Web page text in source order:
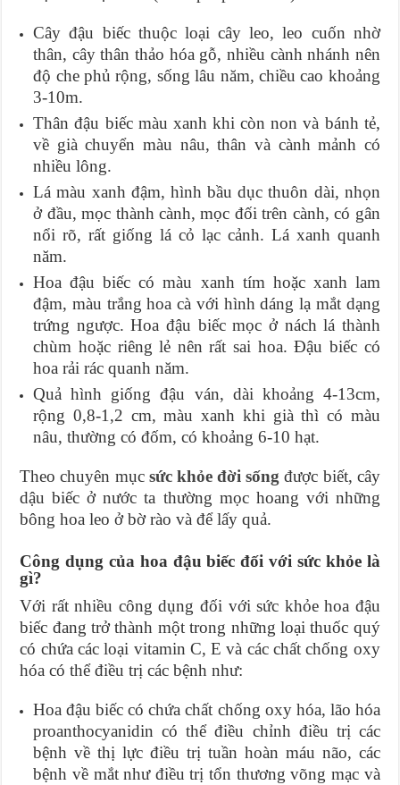
Cây đậu biếc thuộc loại cây leo, leo cuốn nhờ
thân, cây thân thảo hóa gỗ, nhiều cành nhánh nên
độ che phủ rộng, sống lâu năm, chiều cao khoảng
3-10m.
Thân đậu biếc màu xanh khi còn non và bánh tẻ,
về già chuyển màu nâu, thân và cành mảnh có
nhiều lông.
Lá màu xanh đậm, hình bầu dục thuôn dài, nhọn
ở đầu, mọc thành cành, mọc đối trên cành, có gân
nổi rõ, rất giống lá cỏ lạc cảnh. Lá xanh quanh
năm.
Hoa đậu biếc có màu xanh tím hoặc xanh lam
đậm, màu trắng hoa cà với hình dáng lạ mắt dạng
trứng ngược. Hoa đậu biếc mọc ở nách lá thành
chùm hoặc riêng lẻ nên rất sai hoa. Đậu biếc có
hoa rải rác quanh năm.
Quả hình giống đậu ván, dài khoảng 4-13cm,
rộng 0,8-1,2 cm, màu xanh khi già thì có màu
nâu, thường có đốm, có khoảng 6-10 hạt.
Theo chuyên mục sức khỏe đời sống được biết, cây
dậu biếc ở nước ta thường mọc hoang với những
bông hoa leo ở bờ rào và để lấy quả.
Công dụng của hoa đậu biếc đối với sức khỏe là
gì?
Với rất nhiều công dụng đối với sức khỏe hoa đậu
biếc đang trở thành một trong những loại thuốc quý
có chứa các loại vitamin C, E và các chất chống oxy
hóa có thể điều trị các bệnh như:
Hoa đậu biếc có chứa chất chống oxy hóa, lão hóa
proanthocyanidin có thể điều chỉnh điều trị các
bệnh về thị lực điều trị tuần hoàn máu não, các
bệnh về mắt như điều trị tổn thương võng mạc và